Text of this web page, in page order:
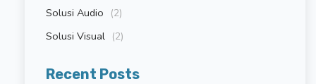
Solusi Audio (2)
Solusi Visual (2)
Recent Posts